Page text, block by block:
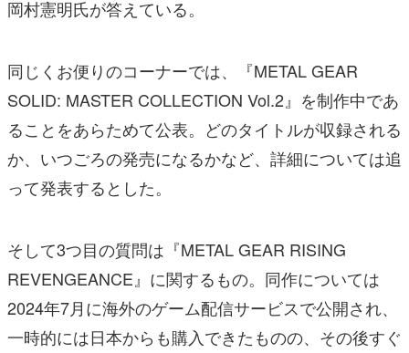
岡村憲明氏が答えている。
同じくお便りのコーナーでは、『METAL GEAR
SOLID: MASTER COLLECTION Vol.2』を制作中であ
ることをあらためて公表。どのタイトルが収録される
か、いつごろの発売になるかなど、詳細については追
って発表するとした。
そして3つ目の質問は『METAL GEAR RISING
REVENGEANCE』に関するもの。同作については
2024年7月に海外のゲーム配信サービスで公開され、
一時的には日本からも購入できたものの、その後すぐ